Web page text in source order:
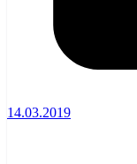
14.03.2019